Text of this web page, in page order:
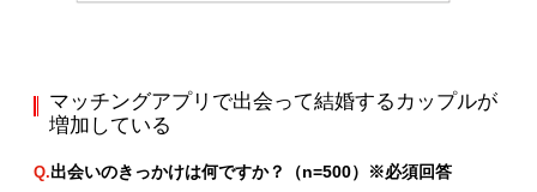
マッチングアプリで出会って結婚するカップルが
増加している
Q.出会いのきっかけは何ですか？（n=500）※必須回答